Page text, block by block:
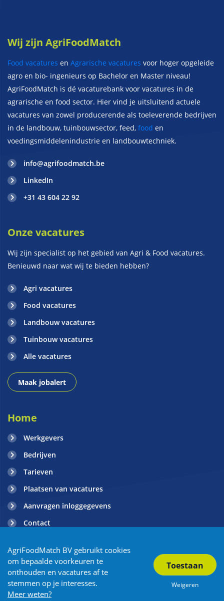
Wij zijn AgriFoodMatch
Food vacatures en Agrarische vacatures voor hoger opgeleide
agro en bio- ingenieurs op Bachelor en Master niveau!
AgriFoodMatch is dé vacaturebank voor vacatures in de
agrarische en food sector. Hier vind je uitsluitend actuele
vacatures van zowel producerende als toeleverende bedrijven
in de landbouw, tuinbouwsector, feed, food en
voedingsmiddelenindustrie en landbouwtechniek.
info@agrifoodmatch.be
LinkedIn
+31 43 604 22 92
Onze vacatures
Wij zijn specialist op het gebied van Agri & Food vacatures.
Benieuwd naar wat wij te bieden hebben?
Agri vacatures
Food vacatures
Landbouw vacatures
Tuinbouw vacatures
Alle vacatures
Maak jobalert
Home
Werkgevers
Bedrijven
Tarieven
Plaatsen van vacatures
Aanvragen inloggegevens
Contact
Copyright AgriFoodMatch 2026 | Privacy
| Algemene voorwaarden
| Sitemap
| Partners
AgriFoodMatch BV gebruikt cookies
om bepaalde voorkeuren te
onthouden en vacatures af te
stemmen op je interesses.
Meer weten?
Weigeren